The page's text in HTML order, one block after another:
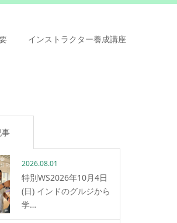
インストラクター養成講座
2026.08.01
特別WS2026年10月4日
(日) インドのグルジから
学…